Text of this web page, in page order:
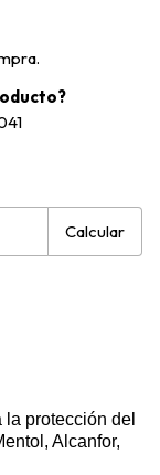
Calcular
protección del
Alcanfor,